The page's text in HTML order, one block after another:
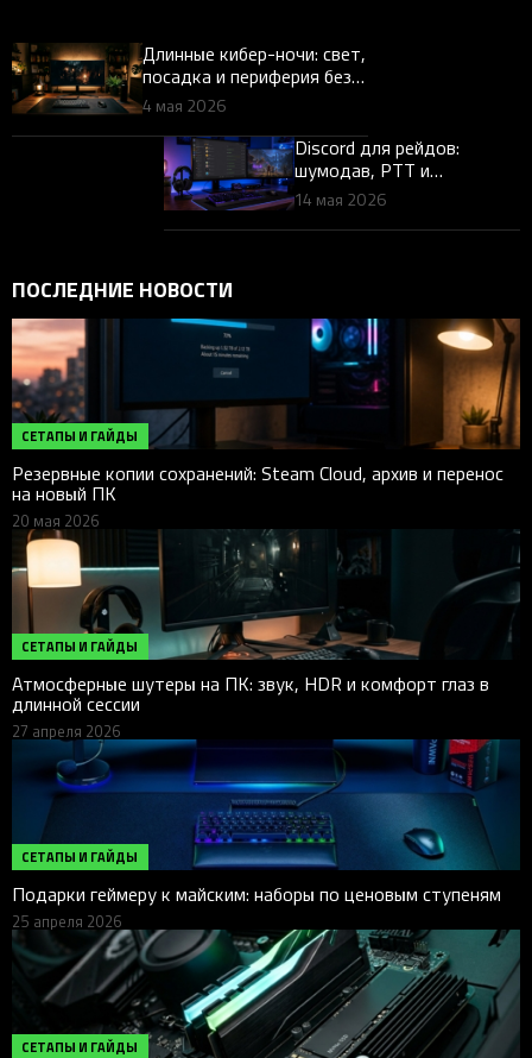
Длинные кибер-ночи: свет,
посадка и периферия без
перегруза шеи и запястий
4 мая 2026
Discord для рейдов:
шумодав, PTT и
разделение «игра / голос»
14 мая 2026
ПОСЛЕДНИЕ НОВОСТИ
СЕТАПЫ И ГАЙДЫ
Резервные копии сохранений: Steam Cloud, архив и перенос
на новый ПК
20 мая 2026
СЕТАПЫ И ГАЙДЫ
Атмосферные шутеры на ПК: звук, HDR и комфорт глаз в
длинной сессии
27 апреля 2026
СЕТАПЫ И ГАЙДЫ
Подарки геймеру к майским: наборы по ценовым ступеням
25 апреля 2026
СЕТАПЫ И ГАЙДЫ